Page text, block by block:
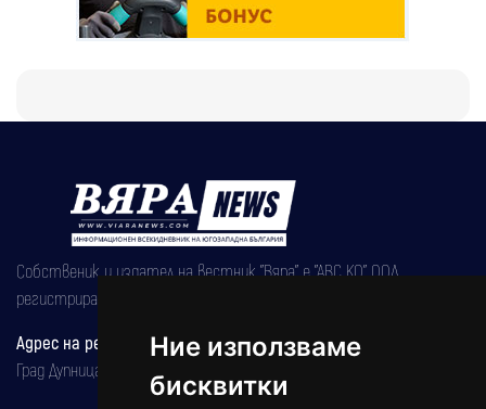
Ние използваме
бисквитки
Собственик и издател на вестник "Вяра" е "АВС КО" ООД,
регистрирана на 08.05.2002 година.
Адрес на редакцията
Град Дупница, ул.''Христо Ботев" 43